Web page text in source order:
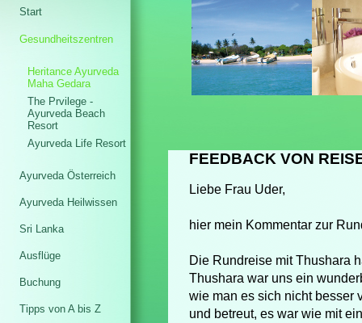
Start
Gesundheitszentren
Heritance Ayurveda
Maha Gedara
The Prvilege -
Ayurveda Beach
Resort
Ayurveda Life Resort
Ayurveda Österreich
Ayurveda Heilwissen
Sri Lanka
Ausflüge
Buchung
Tipps von A bis Z
FEEDBACK VON
Liebe Frau Uder,
hier mein Kommentar zur
Die Rundreise mit Thushara
Thushara war uns ein
wie man es sich nicht besser
und betreut, es war wie mit